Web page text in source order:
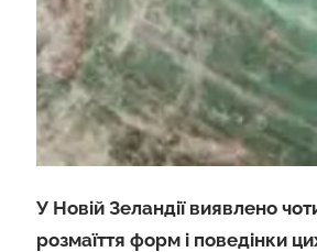
У Новій Зеландії виявлено
розмаїття форм і поведінки